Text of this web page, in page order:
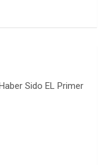
Sido EL Primer